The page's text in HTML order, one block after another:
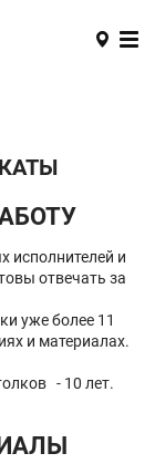
исполнителей и
отвечать за
уже более 11
и материалах.
- 10 лет.